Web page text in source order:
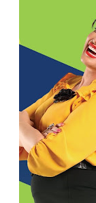
Bolsonaro
destaca
Padre Lucas: